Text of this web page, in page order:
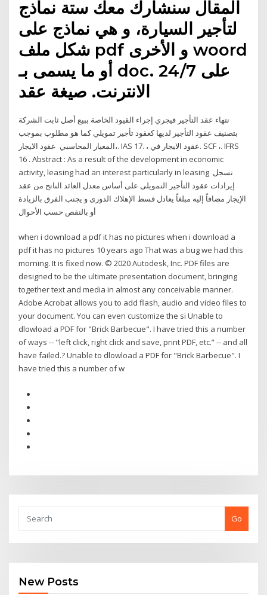
المقال سنشارك معك ستة نماذج
لتأجير السيارة، و هي نماذج على
شكل ملف pdf و الأخرى woord
أو ما يسمى بـ doc. 24/7 على
نتهاء عقد التأجير فيجري إجراء القيود الخاصة ببيع أصل ثابت الشركة
بتصنيف عقود التأجير لديها كعقود تأجير تمويلي كما هو مطلوب بموجب
المعيار المحاسبي ﻋﻘﻭﺩ ﺍﻻﻴﺠﺎﺭ،. IAS 17. ، ﻋﻘﻭﺩ ﺍﻻﻴﺠﺎﺭ ﻓﻲ. SCF ،. IFRS
16 . Abstract : As a result of the development in economic
activity, leasing had an interest particularly in leasing تسجل
إيرادات عقود التأجير التمويلى على أساس معدل العائد الناتج من عقد
الإيجار مضافاً إليه مبلغاً يعادل قسط الإهلاك الدورى و يجنب الفرق بالزيادة
when i download a pdf it has no pictures when i download a
pdf it has no pictures 10 years ago That was a bug we had this
morning. It is fixed now. © 2020 Autodesk, Inc. PDF files are
designed to be the ultimate presentation document, bringing
together text and media in almost any conceivable manner.
Adobe Acrobat allows you to add flash, audio and video files to
your document. You can even customize the si Unable to
dlowload a PDF for "Brick Barbecue". I have tried this a number
of ways -- "left click, right click and save, print PDF, etc.” -- and all
have failed.? Unable to dlowload a PDF for "Brick Barbecue". I
have tried this a number of w
Go
New Posts